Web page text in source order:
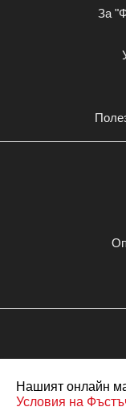
Нашият онлайн
Условия на
За